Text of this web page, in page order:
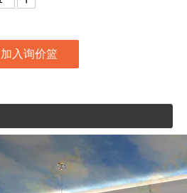
加入询价篮